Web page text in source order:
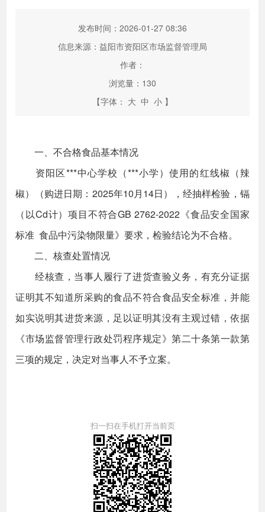
高效办成一件事发布时间：2026-01-27 08:36
信息来源：益阳市资阳区市场监督管理局
作者：
浏览量： 130
【字体： 大 中 小 】
一、不合格食品基本情况
资阳区***中心学校（***小学）使用的红线椒（辣
椒）（购进日期：2025年10月14日），经抽样检验，镉
（以Cd计）项目不符合GB 2762-2022《食品安全国家
标准 食品中污染物限量》要求，检验结论为不合格。
二、核查处置情况
经核查，当事人履行了进货查验义务，有充分证据
证明其不知道所采购的食品不符合食品安全标准，并能
如实说明其进货来源，足以证明其没有主观过错，依据
《市场监督管理行政处罚程序规定》第二十条第一款第
三项的规定，决定对当事人不予立案。
扫一扫在手机打开当前页